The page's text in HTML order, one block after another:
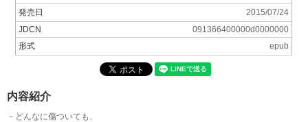
発売日
2015/07/24
JDCN
091366400000d0000000
形式
epub
内容紹介
－どんなに傷ついても、